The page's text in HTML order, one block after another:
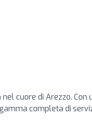
cuore di Arezzo. Con
completa di